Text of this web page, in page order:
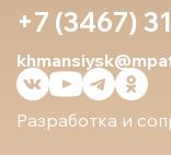
+7 (3467)
Разработка и